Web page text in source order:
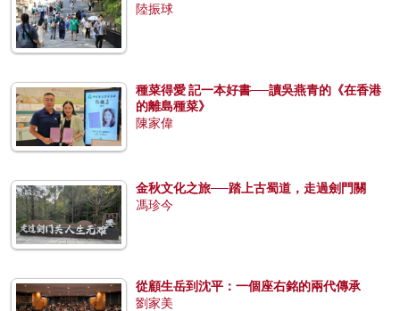
陸振球
種菜得愛 記一本好書──讀吳燕青的《在香港
的離島種菜》
陳家偉
金秋文化之旅──踏上古蜀道，走過劍門關
馮珍今
從顧生岳到沈平：一個座右銘的兩代傳承
劉家美